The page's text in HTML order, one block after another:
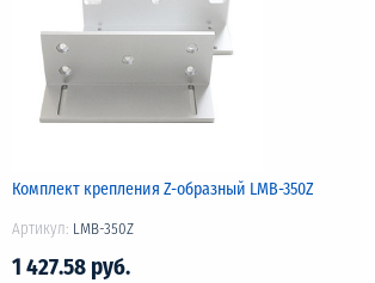
Комплект крепления Z-образный LMB-350Z
Артикул: LMB-350Z
1 427.58 руб.